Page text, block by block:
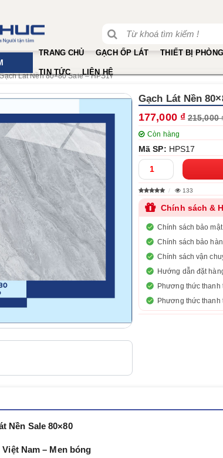
TRANG CHỦ GẠCH ỐP LÁT THIẾT BỊ
TIN TỨC LIÊN HỆ
Lát Nền 80×80 Sale – HPS17
Gạch Lát Nền
177,000 ₫ 215,000
Còn hàng
Mã SP: HPS17
133
Chính sách &
Chính sách bảo
Chính sách bảo
Chính sách vận
Hướng dẫn đặt
Phương thức thanh
Phương thức thanh
Nền Sale 80×80
Nam – Men bóng